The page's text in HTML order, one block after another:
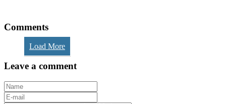
Comments
Load More
Leave a comment